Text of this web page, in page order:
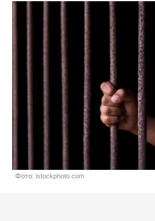
Фото: istockphoto.com